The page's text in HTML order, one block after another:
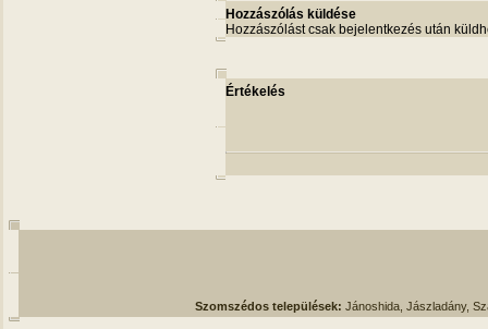
Hozzászólás küldése
Hozzászólást csak bejelentkezés után
Értékelés
Szomszédos települések: Jánoshida, Jászladány,